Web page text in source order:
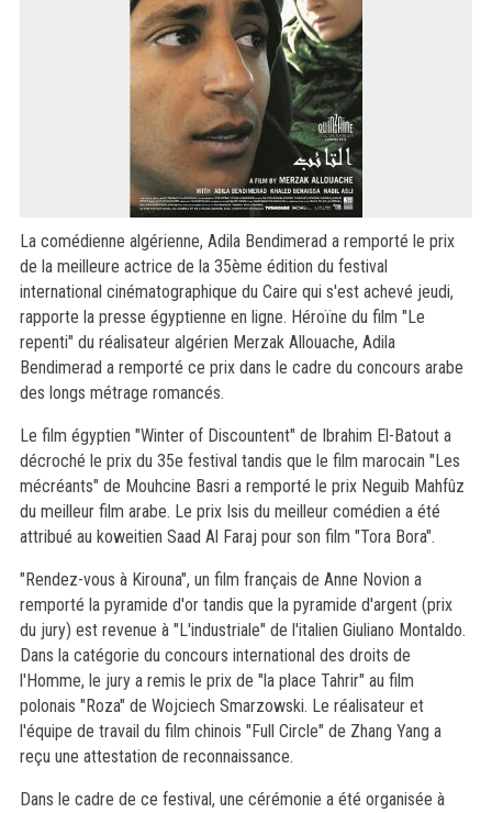
La comédienne algérienne, Adila Bendimerad a remporté le prix
de la meilleure actrice de la 35ème édition du festival
international cinématographique du Caire qui s'est achevé jeudi,
rapporte la presse égyptienne en ligne. Héroïne du film "Le
repenti" du réalisateur algérien Merzak Allouache, Adila
Bendimerad a remporté ce prix dans le cadre du concours arabe
des longs métrage romancés.
Le film égyptien "Winter of Discountent" de Ibrahim El-Batout a
décroché le prix du 35e festival tandis que le film marocain "Les
mécréants" de Mouhcine Basri a remporté le prix Neguib Mahfûz
du meilleur film arabe. Le prix Isis du meilleur comédien a été
attribué au koweitien Saad Al Faraj pour son film "Tora Bora".
"Rendez-vous à Kirouna", un film français de Anne Novion a
remporté la pyramide d'or tandis que la pyramide d'argent (prix
du jury) est revenue à "L'industriale" de l'italien Giuliano Montaldo.
Dans la catégorie du concours international des droits de
l'Homme, le jury a remis le prix de "la place Tahrir" au film
polonais "Roza" de Wojciech Smarzowski. Le réalisateur et
l'équipe de travail du film chinois "Full Circle" de Zhang Yang a
reçu une attestation de reconnaissance.
Dans le cadre de ce festival, une cérémonie a été organisée à